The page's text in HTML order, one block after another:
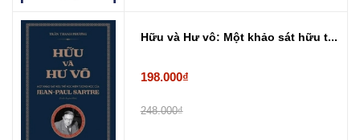
Hữu và Hư vô: Một khảo sát hữu t...
198.000₫
248.000₫